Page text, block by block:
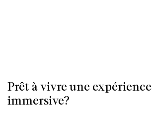
Prêt à vivre une expérience
immersive?